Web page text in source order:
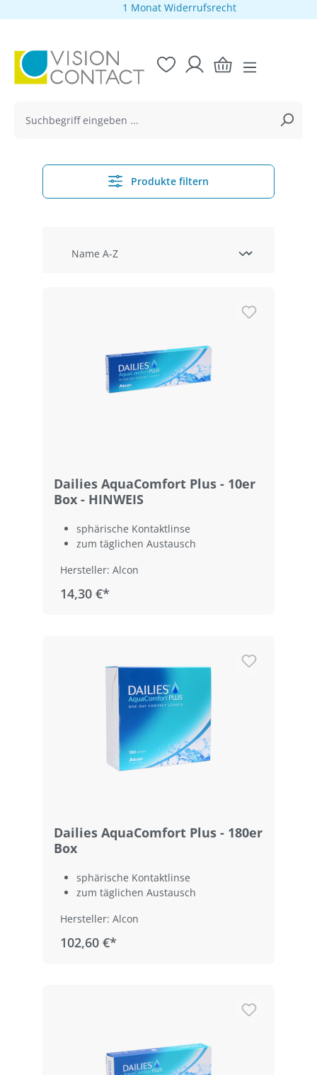
1 Monat Widerrufsrecht
Produkte filtern
Dailies AquaComfort Plus - 10er
Box - HINWEIS
sphärische Kontaktlinse
zum täglichen Austausch
Hersteller: Alcon
14,30 €*
Dailies AquaComfort Plus - 180er
Box
sphärische Kontaktlinse
zum täglichen Austausch
Hersteller: Alcon
102,60 €*